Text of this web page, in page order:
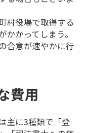
村役場で取得する
かってしまう。
合意が速やかに行
費用
主に3種類で「登